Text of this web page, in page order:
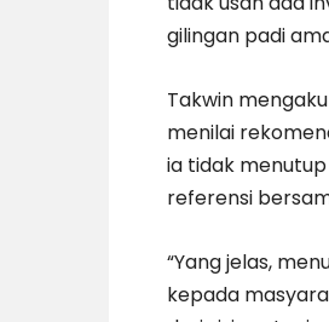
gilingan padi
Takwin
menilai
ia tidak
referensi
“Yang jelas,
kepada